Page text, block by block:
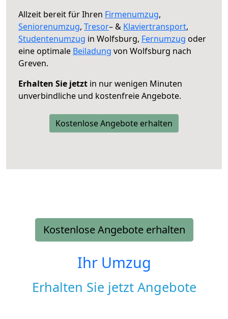
Allzeit bereit für Ihren Firmenumzug,
Seniorenumzug, Tresor– & Klaviertransport,
Studentenumzug in Wolfsburg, Fernumzug oder
eine optimale Beiladung von Wolfsburg nach
Greven.
Erhalten Sie jetzt in nur wenigen Minuten
unverbindliche und kostenfreie Angebote.
Kostenlose Angebote erhalten
Kostenlose Angebote erhalten
Ihr Umzug
Erhalten Sie jetzt Angebote